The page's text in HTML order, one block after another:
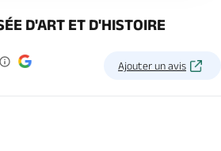
D'ART ET D'HISTOIRE
Ajouter un avis